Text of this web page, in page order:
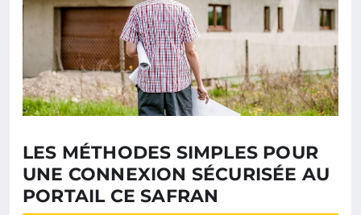
LES MÉTHODES SIMPLES POUR
UNE CONNEXION SÉCURISÉE AU
PORTAIL CE SAFRAN